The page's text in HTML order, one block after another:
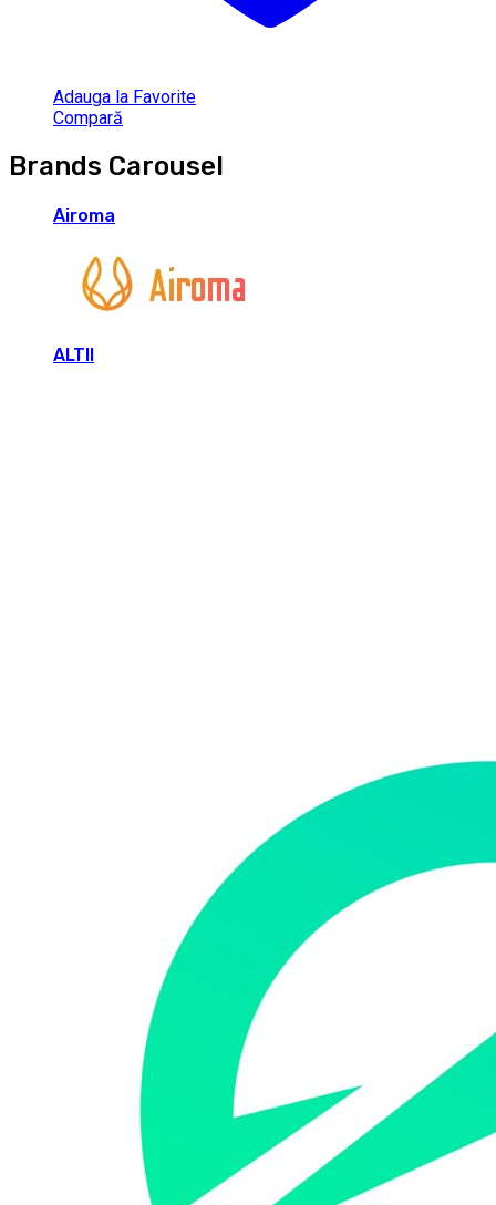
Adauga la Favorite
Compară
Brands Carousel
Airoma
ALTII